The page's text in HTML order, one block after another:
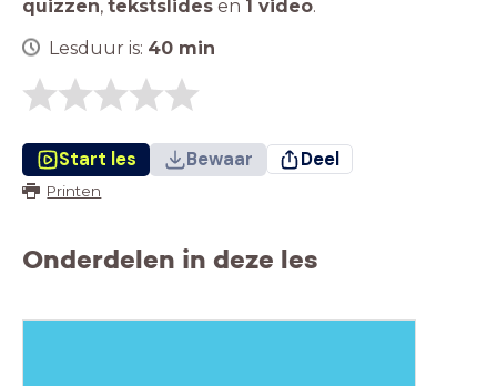
quizzen, tekstslides en 1 video.
Lesduur is: 40 min
Start les Bewaar Deel
Printen
Onderdelen in deze les